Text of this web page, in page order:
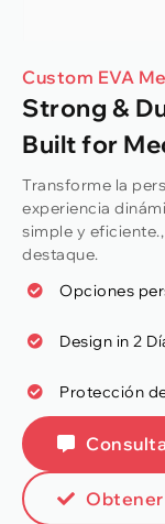
Custom EVA
Strong &
Built for
Transforme la
experiencia
simple y
destaque.
Opciones
Design in 2
Protección